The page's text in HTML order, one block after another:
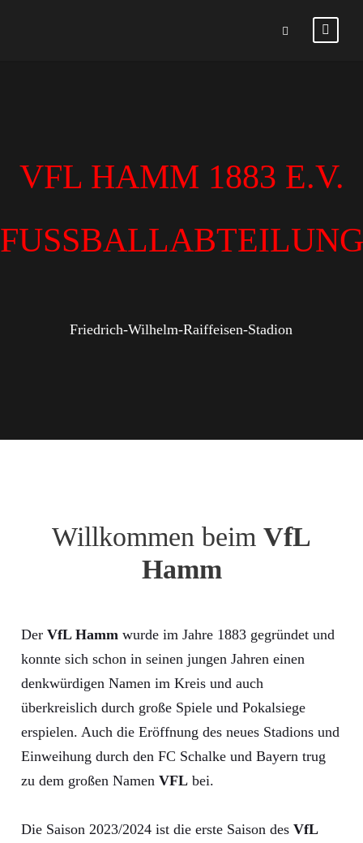
VFL HAMM 1883 E.V.
FUSSBALLABTEILUNG
Friedrich-Wilhelm-Raiffeisen-Stadion
Willkommen beim VfL
Hamm
Der VfL Hamm wurde im Jahre 1883 gegründet und
konnte sich schon in seinen jungen Jahren einen
denkwürdigen Namen im Kreis und auch
überkreislich durch große Spiele und Pokalsiege
erspielen. Auch die Eröffnung des neues Stadions und
Einweihung durch den FC Schalke und Bayern trug
zu dem großen Namen VFL bei.
Die Saison 2023/2024 ist die erste Saison des VfL